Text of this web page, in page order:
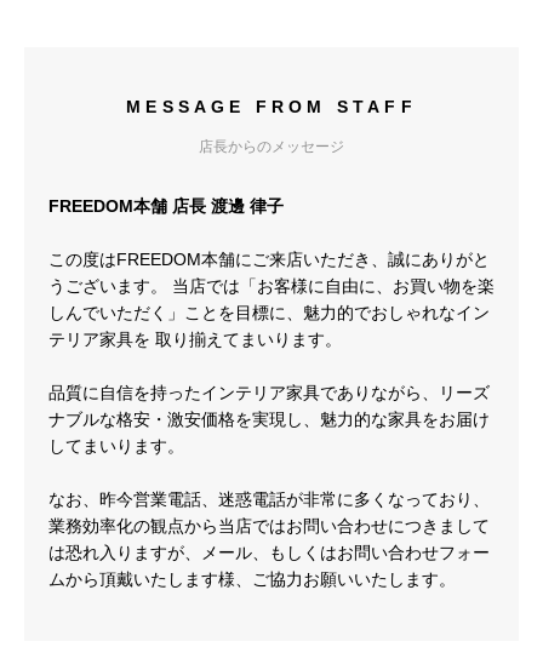
MESSAGE FROM STAFF
店長からのメッセージ
FREEDOM本舗 店長 渡邊 律子
この度はFREEDOM本舗にご来店いただき、誠にありがと
うございます。 当店では「お客様に自由に、お買い物を楽
しんでいただく」ことを目標に、魅力的でおしゃれなイン
テリア家具を 取り揃えてまいります。
品質に自信を持ったインテリア家具でありながら、リーズ
ナブルな格安・激安価格を実現し、魅力的な家具をお届け
してまいります。
なお、昨今営業電話、迷惑電話が非常に多くなっており、
業務効率化の観点から当店ではお問い合わせにつきまして
は恐れ入りますが、メール、もしくはお問い合わせフォー
ムから頂戴いたします様、ご協力お願いいたします。